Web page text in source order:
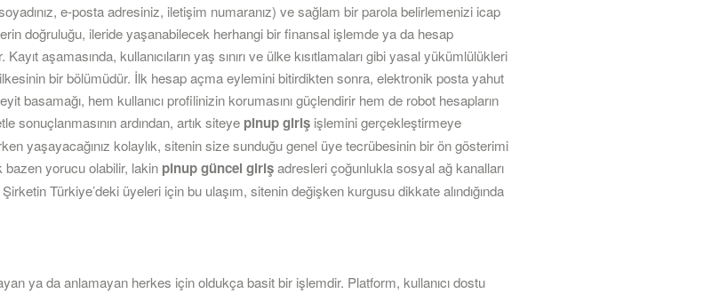
e-posta adresiniz, iletişim numaranız) ve sağlam bir parola belirlemenizi icap
doğruluğu, ileride yaşanabilecek herhangi bir finansal işlemde ya da hesap
aşamasında, kullanıcıların yaş sınırı ve ülke kısıtlamaları gibi yasal yükümlülükleri
bir bölümüdür. İlk hesap açma eylemini bitirdikten sonra, elektronik posta yahut
basamağı, hem kullanıcı profilinizin korumasını güçlendirir hem de robot hesapların
sonuçlanmasının ardından, artık siteye pinup giriş işlemini gerçekleştirmeye
yaşayacağınız kolaylık, sitenin size sunduğu genel üye tecrübesinin bir ön gösterimi
bazen yorucu olabilir, lakin pinup güncel girişadresleri çoğunlukla sosyal ağ kanalları
Türkiye’deki üyeleri için bu ulaşım, sitenin değişken kurgusu dikkate alındığında
ya da anlamayan herkes için oldukça basit bir işlemdir. Platform, kullanıcı dostu